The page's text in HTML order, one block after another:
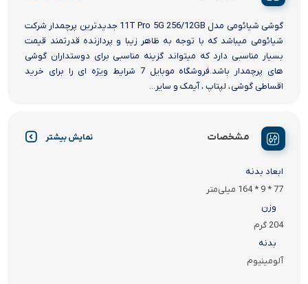
گوشی شیائومی مدل 11T Pro 5G 256/12GB جدیدترین پرچمدار شرکت
شیائومی میباشد که با توجه به ظاهر زیبا و پردازنده قدرتمند قیمت
بسیار مناسبی دارد که میتواند گزینه مناسبی برای دوستداران گوشی
های پرچمدار باشد.فروشگاه موبایل 7 شرایط ویژه ای را برای خرید
اقساطی گوشی ، لپتاپ ، آیمک و سایر...
مشخصات نمایش بیشتر
ابعاد بدنه
77 * 9 * 164 میلی‌متر
وزن
204 گرم
بدنه
آلومینیوم